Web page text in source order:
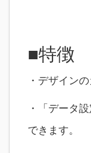
■特徴
・デザイン
・「データ
できます。